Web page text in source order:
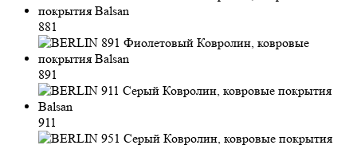
881
891
911